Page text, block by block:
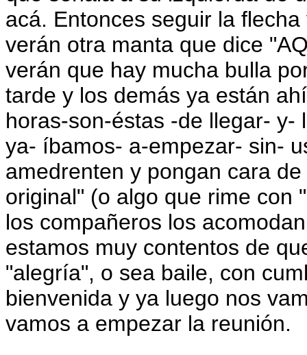
acá. Entonces seguir la
verán otra manta que dice
verán que hay mucha bulla
tarde y los demás ya están
horas-son-éstas -de llegar-
ya- íbamos- a-empezar- sin-
amedrenten y pongan cara
original" (o algo que rime con
los compañeros los
estamos muy contentos de
"alegría", o sea baile, con
bienvenida y ya luego nos
vamos a empezar la reunión.